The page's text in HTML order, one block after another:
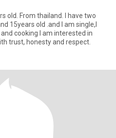
old. From thailand. I have two
15years old .and I am single,I
cooking I am interested in
trust, honesty and respect.